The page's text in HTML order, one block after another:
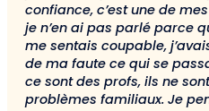
confiance, c’est une de
je n’en ai pas parlé parce
me sentais coupable,
de ma faute ce qui se
ce sont des profs, ils ne
problèmes familiaux. Je